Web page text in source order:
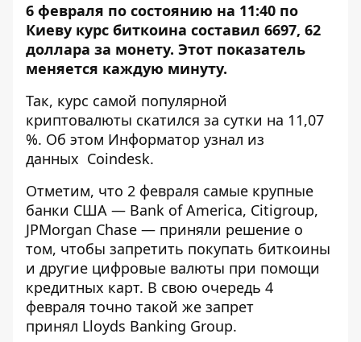
6 февраля по состоянию на 11:40 по
Киеву курс биткоина составил 6697, 62
доллара за монету. Этот показатель
меняется каждую минуту.
Так, курс самой популярной
криптовалюты скатился за сутки на 11,07
%. Об этом Информатор узнал из
данных Coindesk.
Отметим, что 2 февраля самые крупные
банки США — Bank of America, Citigroup,
JPMorgan Chase — приняли решение о
том, чтобы запретить покупать биткоины
и другие цифровые валюты при помощи
кредитных карт. В свою очередь 4
февраля точно такой же запрет
принял Lloyds Banking Group.